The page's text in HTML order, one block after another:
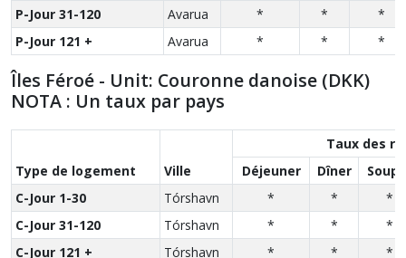
P-Jour 31-120
Avarua * *
*
P-Jour 121 +
Avarua * * *
Îles Féroé - Unit: Couronne danoise (DKK)
NOTA : Un taux par pays
Type de logement Ville
Taux des
Déjeuner
Dîner
C-Jour 1-30
Tórshavn * *
*
C-Jour 31-120
Tórshavn * *
*
C-Jour 121 +
Tórshavn * *
*